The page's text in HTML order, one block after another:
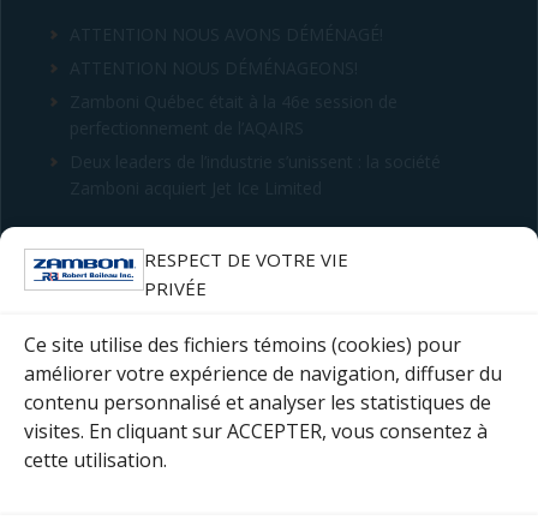
RESPECT DE VOTRE VIE
PRIVÉE
Ce site utilise des fichiers témoins (cookies) pour
améliorer votre expérience de navigation, diffuser du
contenu personnalisé et analyser les statistiques de
visites. En cliquant sur ACCEPTER, vous consentez à
cette utilisation.
CONTACT
Robert Boileau inc.
Saint-Laurent (Québec) H4T 1S5
Téléphone : 514 333-8420
Courriel :Complétez le formulaire